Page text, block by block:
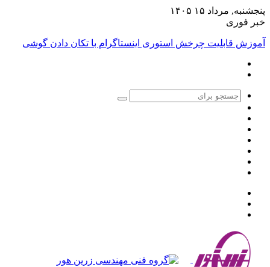
پنجشنبه, مرداد ۱۵ ۱۴۰۵
خبر فوری
آموزش قابلیت چرخش استوری اینستاگرام با تکان دادن گوشی
جستجو